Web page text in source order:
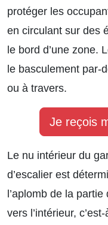
protéger les
en circulant sur des
le bord d’une zone.
le basculement par-
ou à travers.
Je reçois
Le nu intérieur du
d’escalier est
l’aplomb de la
vers l’intérieur,